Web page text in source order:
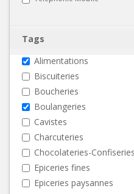
Tags
Alimentations
Biscuiteries
Boucheries
Boulangeries
Cavistes
Charcuteries
Chocolateries-Confiseries
Epiceries fines
Epiceries paysannes